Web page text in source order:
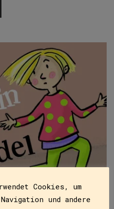
Cookies, um
und andere